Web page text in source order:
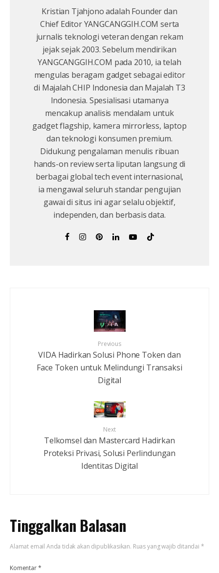
Kristian Tjahjono adalah Founder dan
Chief Editor YANGCANGGIH.COM serta
jurnalis teknologi veteran dengan rekam
jejak sejak 2003. Sebelum mendirikan
YANGCANGGIH.COM pada 2010, ia telah
mengulas beragam gadget sebagai editor
di Majalah CHIP Indonesia dan Majalah T3
Indonesia. Spesialisasi utamanya
mencakup analisis mendalam untuk
gadget flagship, kamera mirrorless, laptop
dan teknologi konsumen premium.
Didukung pengalaman menulis ribuan
hands-on review serta liputan langsung di
berbagai global tech event internasional,
ia mengawal seluruh standar pengujian
gawai di situs ini agar selalu objektif,
independen, dan berbasis data.
Previous
VIDA Hadirkan Solusi Phone Token dan
Face Token untuk Melindungi Transaksi
Digital
Next
Telkomsel dan Mastercard Hadirkan
Proteksi Privasi, Solusi Perlindungan
Identitas Digital
Tinggalkan Balasan
Alamat email Anda tidak akan dipublikasikan. Ruas yang wajib ditandai *
Komentar*